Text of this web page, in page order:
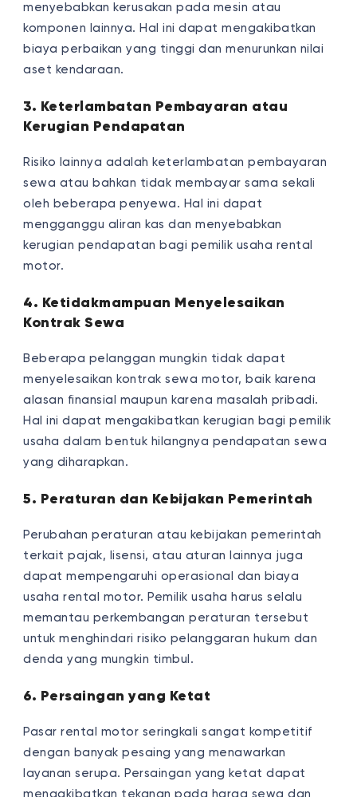
menyebabkan kerusakan pada mesin atau
komponen lainnya. Hal ini dapat mengakibatkan
biaya perbaikan yang tinggi dan menurunkan nilai
aset kendaraan.
3. Keterlambatan Pembayaran atau
Kerugian Pendapatan
Risiko lainnya adalah keterlambatan pembayaran
sewa atau bahkan tidak membayar sama sekali
oleh beberapa penyewa. Hal ini dapat
mengganggu aliran kas dan menyebabkan
kerugian pendapatan bagi pemilik usaha rental
motor.
4. Ketidakmampuan Menyelesaikan
Kontrak Sewa
Beberapa pelanggan mungkin tidak dapat
menyelesaikan kontrak sewa motor, baik karena
alasan finansial maupun karena masalah pribadi.
Hal ini dapat mengakibatkan kerugian bagi pemilik
usaha dalam bentuk hilangnya pendapatan sewa
yang diharapkan.
5. Peraturan dan Kebijakan Pemerintah
Perubahan peraturan atau kebijakan pemerintah
terkait pajak, lisensi, atau aturan lainnya juga
dapat mempengaruhi operasional dan biaya
usaha rental motor. Pemilik usaha harus selalu
memantau perkembangan peraturan tersebut
untuk menghindari risiko pelanggaran hukum dan
denda yang mungkin timbul.
6. Persaingan yang Ketat
Pasar rental motor seringkali sangat kompetitif
dengan banyak pesaing yang menawarkan
layanan serupa. Persaingan yang ketat dapat
mengakibatkan tekanan pada harga sewa dan